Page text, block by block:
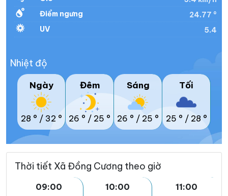
Điểm ngưng
24.77 °
UV
5.4
Nhiệt độ
Ngày
28 ° / 32 °
Đêm
26 ° / 25 °
Sáng
26 ° / 25 °
Tối
25 ° / 28 °
Thời tiết Xã Đồng Cương theo giờ
09:00
10:00
11:00